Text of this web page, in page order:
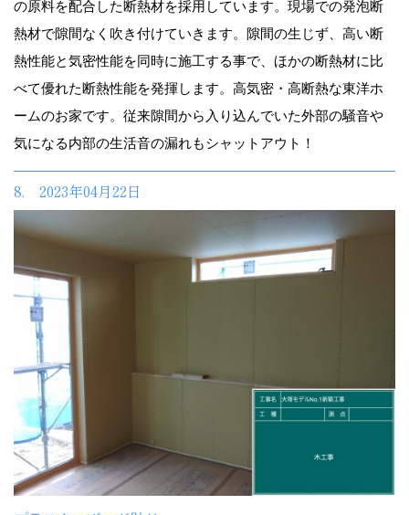
の原料を配合した断熱材を採用しています。現場での発泡断
熱材で隙間なく吹き付けていきます。隙間の生じず、高い断
熱性能と気密性能を同時に施工する事で、ほかの断熱材に比
べて優れた断熱性能を発揮します。高気密・高断熱な東洋ホ
ームのお家です。従来隙間から入り込んでいた外部の騒音や
気になる内部の生活音の漏れもシャットアウト！
8. 2023年04月22日